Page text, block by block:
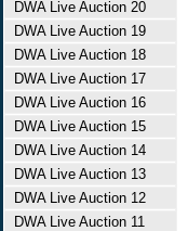
DWA Live Auction 20
DWA Live Auction 19
DWA Live Auction 18
DWA Live Auction 17
DWA Live Auction 16
DWA Live Auction 15
DWA Live Auction 14
DWA Live Auction 13
DWA Live Auction 12
DWA Live Auction 11